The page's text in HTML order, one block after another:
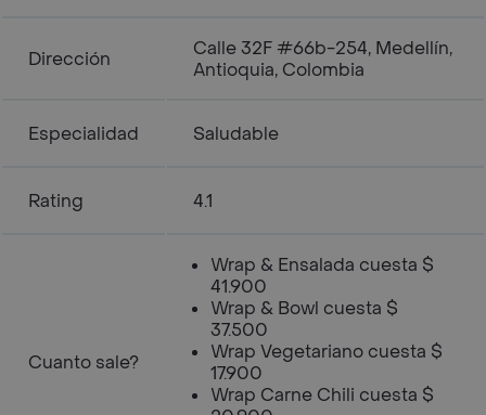
Dirección
Calle 32F #66b-254, Medellín,
Antioquia, Colombia
Especialidad Saludable
Rating 4.1
Cuanto sale?
Wrap & Ensalada cuesta $
41.900
Wrap & Bowl cuesta $
37.500
Wrap Vegetariano cuesta $
17.900
Wrap Carne Chili cuesta $